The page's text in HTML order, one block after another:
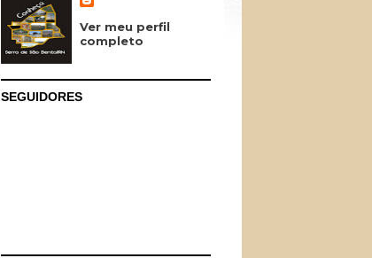
Ver meu perfil
completo
SEGUIDORES